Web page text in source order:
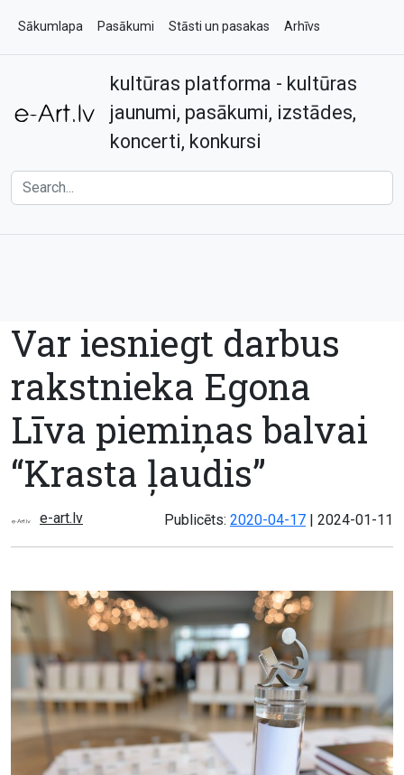
Sākumlapa Pasākumi Stāsti un pasakas Arhīvs
Kontakti
kultūras platforma - kultūras
jaunumi, pasākumi, izstādes,
koncerti, konkursi
Var iesniegt darbus
rakstnieka Egona
Līva piemiņas balvai
“Krasta ļaudis”
e-art.lv Publicēts: 2020-04-17 Atjaunots:
2024-01-11